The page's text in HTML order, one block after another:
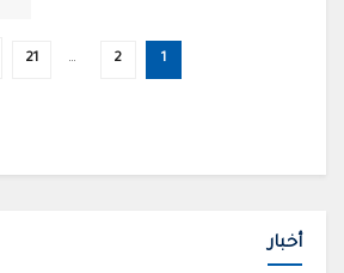
1
2
…
21
أخبار